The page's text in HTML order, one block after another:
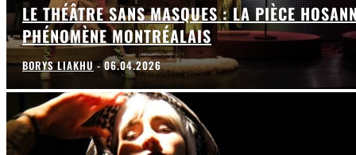
LE THÉÂTRE SANS MASQUES : LA PIÈCE
PHÉNOMÈNE MONTRÉALAIS
BORYS LIAKHU - 06.04.2026